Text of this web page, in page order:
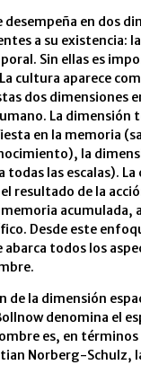
desempeña en dos
a su existencia:
Sin ellas es
cultura aparece
dos dimensiones
La dimensión
en la memoria
la
las escalas). La
resultado de la
acumulada,
Desde este
todos los
de la dimensión
denomina el
es, en términos
Norberg-Schulz,